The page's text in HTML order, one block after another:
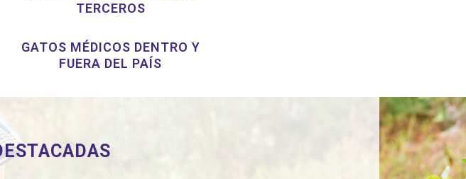
TERCEROS
GATOS MÉDICOS DENTRO Y
FUERA DEL PAÍS